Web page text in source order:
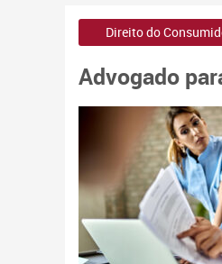
Direito do
Advogado